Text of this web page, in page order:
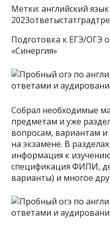
Метки: английский язык
Подготовка к ЕГЭ/ОГЭ
«Синергия»
Собрал необходимые
предметам и уже
вопросам, вариантам
на экзамене. В
информация к
спецификация ФИПИ,
варианты) и многое